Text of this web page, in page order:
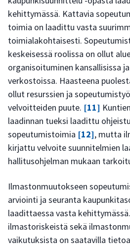
kehittymässä. Kattavia
toimia on laadittu vasta
toimialakohtaisesti.
keskeisessä roolissa on ollut
organisoituminen kansallisissa
verkostoissa. Haasteena
ollut resurssien ja
velvoitteiden puute. [11]
laadinnan tueksi laadittu
sopeutumistoimia [12], mutta
kirjattu velvoite suunnitelmien
hallitusohjelman mukaan
Ilmastonmuutokseen
arviointi ja seuranta
laadittaessa vasta
ilmastoriskeistä sekä
vaikutuksista on saatavilla